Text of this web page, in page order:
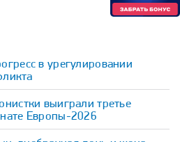
в урегулировании
выиграли третье
Европы-2026